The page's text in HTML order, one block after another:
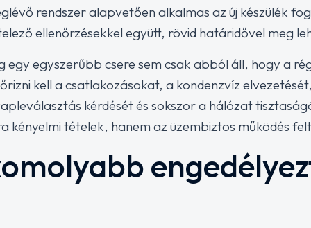
rendszer alapvetően alkalmas az új készülék
ellenőrzésekkel együtt, rövid határidővel meg
egyszerűbb csere sem csak abból áll, hogy a
kell a csatlakozásokat, a kondenzvíz
kérdését és sokszor a hálózat
kényelmi tételek, hanem az üzembiztos működés